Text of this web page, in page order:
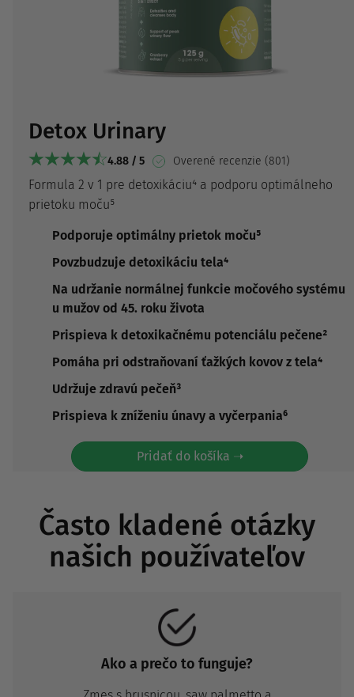
Detox Urinary
4.88 / 5 Overené recenzie (801)
Formula 2 v 1 pre detoxikáciu⁴ a podporu optimálneho
prietoku moču⁵
Podporuje optimálny prietok moču⁵
Povzbudzuje detoxikáciu tela⁴
Na udržanie normálnej funkcie močového systému
u mužov od 45. roku života
Prispieva k detoxikačnému potenciálu pečene²
Pomáha pri odstraňovaní ťažkých kovov z tela⁴
Udržuje zdravú pečeň³
Prispieva k zníženiu únavy a vyčerpania⁶
Pridať do košíka ➝
Často kladené otázky
našich používateľov
Ako a prečo to funguje?